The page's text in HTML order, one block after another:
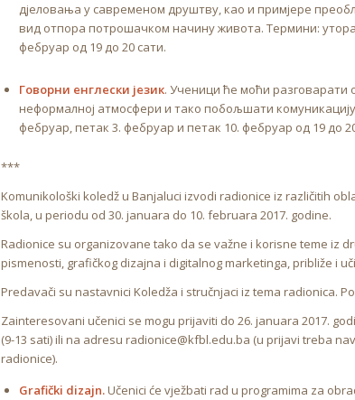
дјеловања у савременом друштву, као и примјере
вид отпора потрошачком начину живота. Термини:
фебруар од 19 до 20 сати.
Говорни енглески језик. Ученици ће моћи
неформалној атмосфери и тако побољшати
фебруар, петак 3. фебруар и петак 10. фебруар од 19 до
***
Komunikološki koledž u Banjaluci izvodi radionice iz različitih
škola, u periodu od 30. januara do 10. februara 2017. godine.
Radionice su organizovane tako da se važne i korisne teme iz
pismenosti, grafičkog dizajna i digitalnog marketinga, približe i
Predavači su nastavnici Koledža i stručnjaci iz tema radionica.
Zainteresovani učenici se mogu prijaviti do 26. januara 2017.
(9-13 sati) ili na adresu radionice@kfbl.edu.ba (u prijavi treba
radionice).
Grafički dizajn.Učenici će vježbati rad u programima za